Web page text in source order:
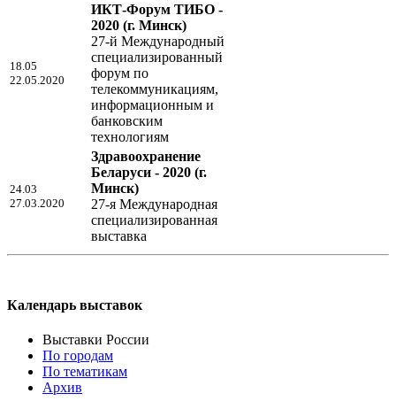
18.05
22.05.2020
ИКТ-Форум ТИБО -
2020 (г. Минск)
27-й Международный
специализированный
форум по
телекоммуникациям,
информационным и
банковским
технологиям
24.03
27.03.2020
Здравоохранение
Беларуси - 2020 (г.
Минск)
27-я Международная
специализированная
выставка
Календарь выставок
Выставки России
По городам
По тематикам
Архив